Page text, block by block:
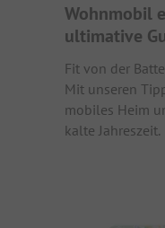
Wohnmobil
ultimative
Fit von der
Mit unseren
mobiles Heim
kalte Jahreszeit.